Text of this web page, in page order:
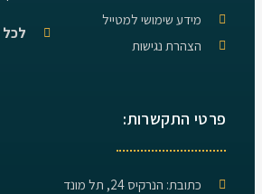
מידע שימושי למטייל
הצהרת נגישות
לכל
פרטי התקשרות:
כתובת: הנרקיס 24, תל מונד